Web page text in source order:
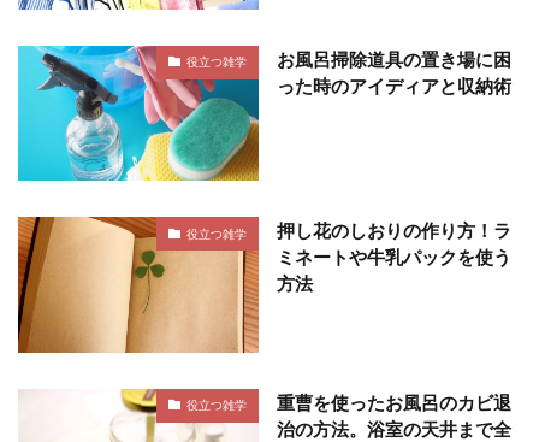
役立つ雑学
お風呂掃除道具の置き場に困
った時のアイディアと収納術
役立つ雑学
押し花のしおりの作り方！ラ
ミネートや牛乳パックを使う
方法
役立つ雑学
重曹を使ったお風呂のカビ退
治の方法。浴室の天井まで全